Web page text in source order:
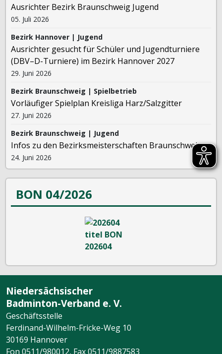
Ausrichter Bezirk Braunschweig Jugend
05. Juli 2026
Bezirk Hannover | Jugend
Ausrichter gesucht für Schüler und Jugendturniere
(DBV–D-Turniere) im Bezirk Hannover 2027
29. Juni 2026
Bezirk Braunschweig | Spielbetrieb
Vorläufiger Spielplan Kreisliga Harz/Salzgitter
27. Juni 2026
Bezirk Braunschweig | Jugend
Infos zu den Bezirksmeisterschaften Braunschweig
24. Juni 2026
BON 04/2026
Niedersächsischer
Badminton-Verband e. V.
Geschäftsstelle
Ferdinand-Wilhelm-Fricke-Weg 10
30169 Hannover
Fon 0511/980012, Fax 0511/9887583